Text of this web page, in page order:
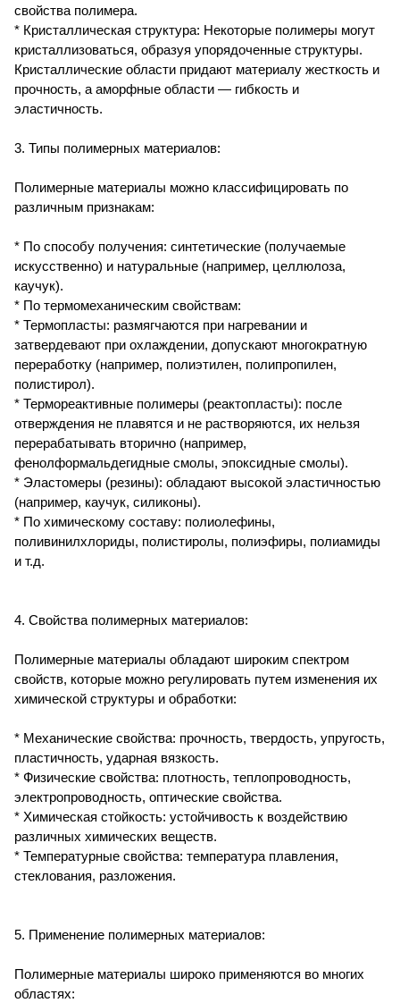
свойства полимера.
* Кристаллическая структура: Некоторые полимеры могут
кристаллизоваться, образуя упорядоченные структуры.
Кристаллические области придают материалу жесткость и
прочность, а аморфные области — гибкость и
эластичность.
3. Типы полимерных материалов:
Полимерные материалы можно классифицировать по
различным признакам:
* По способу получения: синтетические (получаемые
искусственно) и натуральные (например, целлюлоза,
каучук).
* По термомеханическим свойствам:
* Термопласты: размягчаются при нагревании и
затвердевают при охлаждении, допускают многократную
переработку (например, полиэтилен, полипропилен,
полистирол).
* Термореактивные полимеры (реактопласты): после
отверждения не плавятся и не растворяются, их нельзя
перерабатывать вторично (например,
фенолформальдегидные смолы, эпоксидные смолы).
* Эластомеры (резины): обладают высокой эластичностью
(например, каучук, силиконы).
* По химическому составу: полиолефины,
поливинилхлориды, полистиролы, полиэфиры, полиамиды
и т.д.
4. Свойства полимерных материалов:
Полимерные материалы обладают широким спектром
свойств, которые можно регулировать путем изменения их
химической структуры и обработки:
* Механические свойства: прочность, твердость, упругость,
пластичность, ударная вязкость.
* Физические свойства: плотность, теплопроводность,
электропроводность, оптические свойства.
* Химическая стойкость: устойчивость к воздействию
различных химических веществ.
* Температурные свойства: температура плавления,
стеклования, разложения.
5. Применение полимерных материалов:
Полимерные материалы широко применяются во многих
областях: